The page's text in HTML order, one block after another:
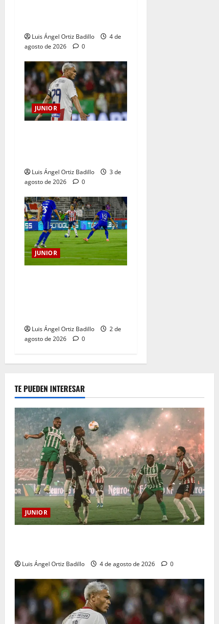
Luis Ángel Ortiz Badillo
4 de
agosto de 2026
0
JUNIOR
Luis Ángel Ortiz Badillo
3 de
agosto de 2026
0
JUNIOR
Luis Ángel Ortiz Badillo
2 de
agosto de 2026
0
TE PUEDEN INTERESAR
JUNIOR
Luis Ángel Ortiz Badillo 4 de agosto de 2026 0